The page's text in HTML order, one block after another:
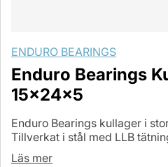
ENDURO BEARINGS
Enduro Bearings
15x24x5
Enduro Bearings kullager i
Tillverkat i stål med LLB
Läs mer